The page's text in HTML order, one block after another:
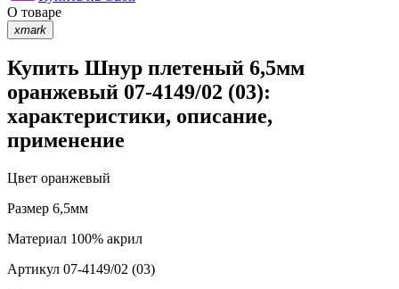
О товаре
xmark
Купить Шнур плетеный 6,5мм
оранжевый 07-4149/02 (03):
характеристики, описание,
применение
Цвет оранжевый
Размер 6,5мм
Материал 100% акрил
Артикул 07-4149/02 (03)